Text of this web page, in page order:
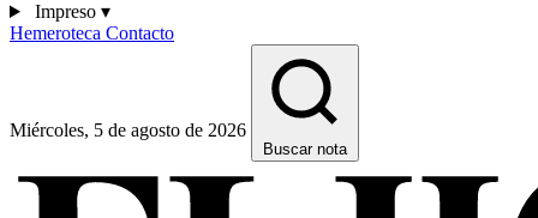
Impreso ▾
Hemeroteca Contacto
Miércoles, 5 de agosto de 2026
Buscar nota